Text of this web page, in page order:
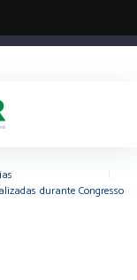
durante Congresso